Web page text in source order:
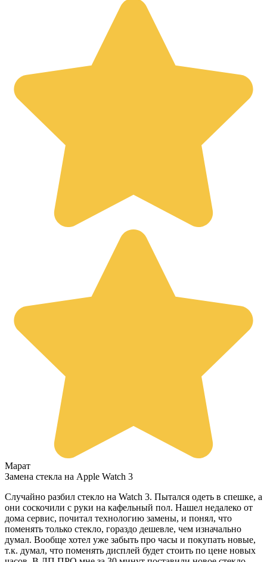
Марат
Замена стекла на Apple Watch 3
Случайно разбил стекло на Watch 3. Пытался одеть в спешке, а
они соскочили с руки на кафельный пол. Нашел недалеко от
дома сервис, почитал технологию замены, и понял, что
поменять только стекло, гораздо дешевле, чем изначально
думал. Вообще хотел уже забыть про часы и покупать новые,
т.к. думал, что поменять дисплей будет стоить по цене новых